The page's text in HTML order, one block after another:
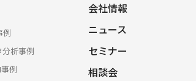
例
分析事例
例
会社情報
ニュース
セミナー
相談会